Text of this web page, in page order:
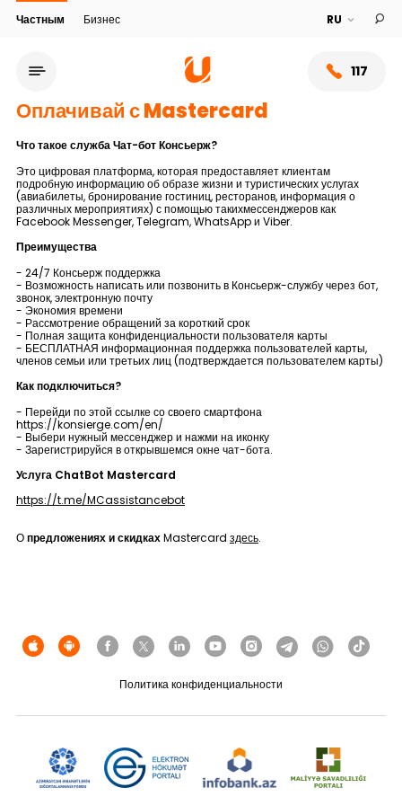
Частным Бизнес
117
Сеть обслуживания
О банке
Устойчивость
Тарифы
F.A.Q
Оплачивай с Mastercard
Что такое служба Чат-бот Консьерж?
Это цифровая платформа, которая предоставляет клиентам
подробную информацию об образе жизни и туристических услугах
(авиабилеты, бронирование гостиниц, ресторанов, информация о
различных мероприятиях) с помощью такихмессенджеров как
Facebook Messenger, Telegram, WhatsApp и Viber.
Преимущества
- 24/7 Консьерж поддержка
- Возможность написать или позвонить в Консьерж-службу через бот,
звонок, электронную почту
- Экономия времени
- Рассмотрение обращений за короткий срок
- Полная защита конфиденциальности пользователя карты
- БЕСПЛАТНАЯ информационная поддержка пользователей карты,
членов семьи или третьих лиц (подтверждается пользователем карты)
Как подключиться?
- Перейди по этой ссылке со своего смартфона
https://konsierge.com/en/
- Выбери нужный мессенджер и нажми на иконку
- Зарегистрируйся в открывшемся окне чат-бота.
Услуга ChatBot Mastercard
https://t.me/MCassistancebot
Опредложениях и скидкахMastercard здесь.
Политика конфиденциальности